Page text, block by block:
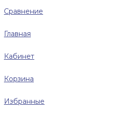
Сравнение
Главная
Кабинет
Корзина
Избранные